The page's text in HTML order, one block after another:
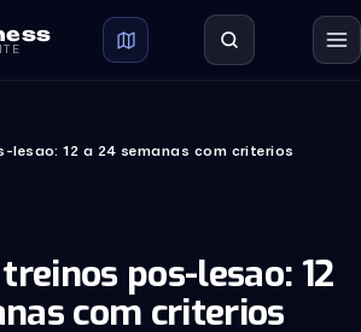
12 a 24 semanas com criterios
pos-lesao: 12
com criterios